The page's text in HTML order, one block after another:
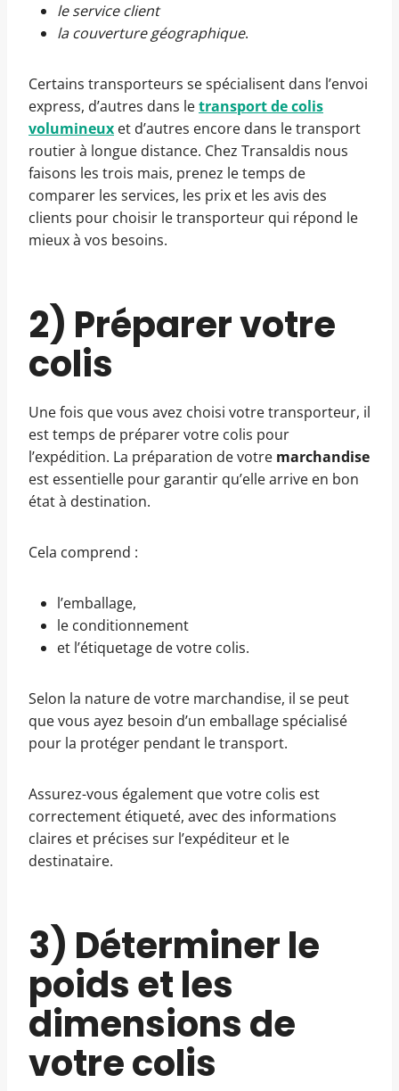
le service client
la couverture géographique.
Certains transporteurs se spécialisent dans l’envoi
express, d’autres dans letransport de colis
volumineux et d’autres encore dans le transport
routier à longue distance. Chez Transaldis nous
faisons les trois mais, prenez le temps de
comparer les services, les prix et les avis des
clients pour choisir le transporteur qui répond le
mieux à vos besoins.
2) Préparer votre
colis
Une fois que vous avez choisi votre transporteur, il
est temps de préparer votre colis pour
l’expédition. La préparation de votre marchandise
est essentielle pour garantir qu’elle arrive en bon
état à destination.
Cela comprend :
l’emballage,
le conditionnement
et l’étiquetage de votre colis.
Selon la nature de votre marchandise, il se peut
que vous ayez besoin d’un emballage spécialisé
pour la protéger pendant le transport.
Assurez-vous également que votre colis est
correctement étiqueté, avec des informations
claires et précises sur l’expéditeur et le
destinataire.
3) Déterminer le
poids et les
dimensions de
votre colis